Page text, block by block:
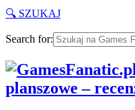
🔍 SZUKAJ
Search for:
planszowe –